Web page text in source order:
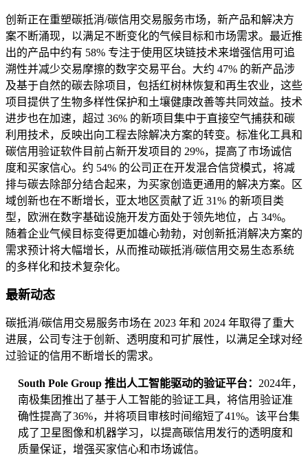
创新正在重塑碳抵消/碳信用交易服务市场，新产品和解决方
案不断涌现，以满足不断变化的气候目标和市场需求。最近推
出的产品中约有 58% 专注于使用区块链技术来增强信用可追
溯性并减少交易摩擦的数字交易平台。大约 47% 的新产品涉
及基于自然的碳去除项目，包括红树林恢复和再生农业，这些
项目提供了生物多样性保护和土壤健康改善等共同效益。技术
进步也在加速，超过 36% 的新项目集中于直接空气捕获和碳
利用技术，反映出向工程去除解决方案的转变。标准化工具和
碳信用验证软件目前占新开发项目的 29%，提高了市场诚信
度和买家信心。约 54% 的公司正在开发混合信贷模式，将减
排与碳去除部分结合起来，为买家创造更通用的解决方案。区
域创新也在不断增长，亚太地区贡献了近 31% 的新项目类
型，欧洲在数字基础设施开发方面处于领先地位，占 34%。
随着企业气候目标变得更加雄心勃勃，对创新抵消解决方案的
需求预计将大幅增长，从而推动碳抵消/碳信用交易生态系统
的多样化和技术复杂化。
最新动态
碳抵消/碳信用交易服务市场在 2023 年和 2024 年取得了重大
进展，公司专注于创新、透明度和可扩展性，以满足全球对经
过验证的信用不断增长的需求。
South Pole Group 推出人工智能驱动的验证平台： 2024年，
南极集团推出了基于人工智能的验证工具，将信用验证准
确性提高了36%，并将项目审核时间缩短了41%。该平台集
成了卫星图像和机器学习，以提高碳信用发行的透明度和
质量保证，增强买家信心和市场诚信。